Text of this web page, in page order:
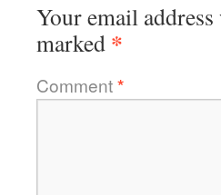
Your email
marked *
Comment*